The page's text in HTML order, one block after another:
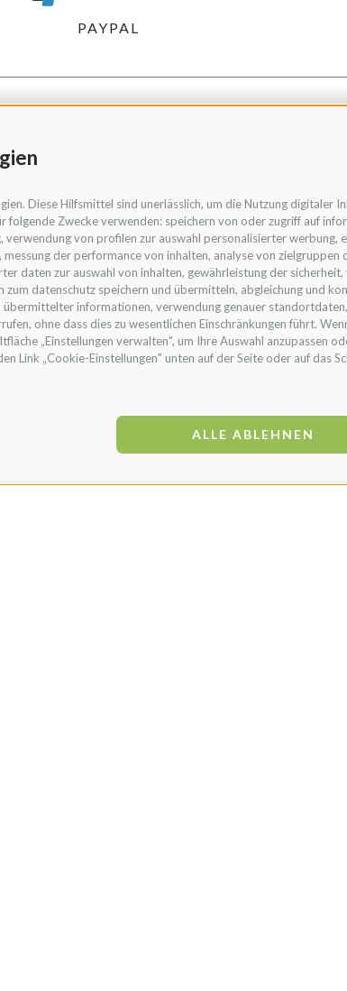
Diese Hilfsmittel sind unerlässlich, um die Nutzung digitaler
Zwecke verwenden: speichern von oder zugriff auf
von profilen zur auswahl personalisierter werbung,
der performance von inhalten, analyse von
daten zur auswahl von inhalten, gewährleistung der
datenschutz speichern und übermitteln, abgleichung und
informationen, verwendung genauer
ohne dass dies zu wesentlichen Einschränkungen führt.
„Einstellungen verwalten", um Ihre Auswahl anzupassen
Link „Cookie-Einstellungen" unten auf der Seite oder auf das
ALLE ABLEHNEN
PAYPAL